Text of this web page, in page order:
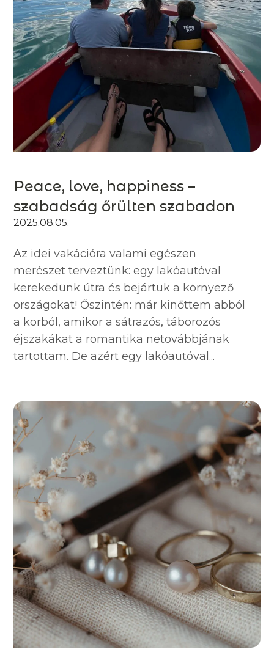
Peace, love, happiness –
szabadság őrülten szabadon
2025.08.05.
Az idei vakációra valami egészen
merészet terveztünk: egy lakóautóval
kerekedünk útra és bejártuk a környező
országokat! Őszintén: már kinőttem abból
a korból, amikor a sátrazós, táborozós
éjszakákat a romantika netovábbjának
tartottam. De azért egy lakóautóval...